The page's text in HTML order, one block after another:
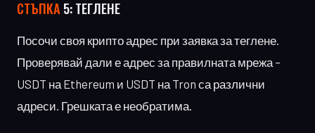
СТЪПКА 5: ТЕГЛЕНЕ
Посочи своя крипто адрес при заявка за теглене.
Проверявай дали е адрес за правилната мрежа –
USDT на Ethereum и USDT на Tron са различни
адреси. Грешката е необратима.